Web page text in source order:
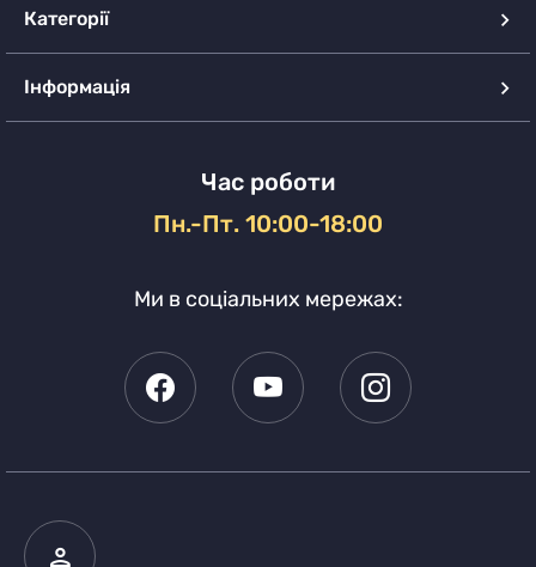
Категорії
Інформація
Час роботи
Пн.-Пт. 10:00-18:00
Ми в соціальних мережах: